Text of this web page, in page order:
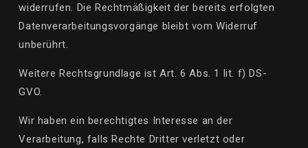
widerrufen. Die Rechtmäßigkeit der bereits erfolgten
Datenverarbeitungsvorgänge bleibt vom Widerruf
unberührt.
Weitere Rechtsgrundlage ist Art. 6 Abs. 1 lit. f) DS-
GVO.
Wir haben ein berechtigtes Interesse an der
Verarbeitung, falls Rechte Dritter verletzt oder